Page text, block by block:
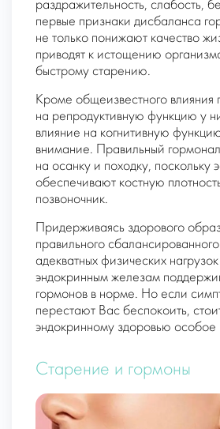
раздражительность, слабость,
первые признаки дисбаланса
не только понижают качество
приводят к истощению
быстрому старению.
Кроме общеизвестного влияния
на репродуктивную функцию у
влияние на когнитивную
внимание. Правильный
на осанку и походку, поскольку
обеспечивают костную
позвоночник.
Придерживаясь здорового
правильного
адекватных физических
эндокринным железам
гормонов в норме. Но если
перестают Вас беспокоить,
эндокринному здоровью особое
Старение и гормоны